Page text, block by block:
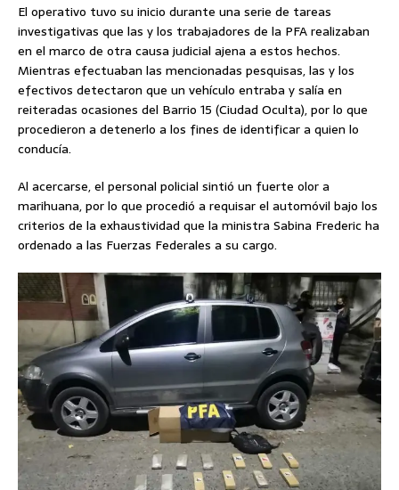
El operativo tuvo su inicio durante una serie de tareas
investigativas que las y los trabajadores de la PFA realizaban
en el marco de otra causa judicial ajena a estos hechos.
Mientras efectuaban las mencionadas pesquisas, las y los
efectivos detectaron que un vehículo entraba y salía en
reiteradas ocasiones del Barrio 15 (Ciudad Oculta), por lo que
procedieron a detenerlo a los fines de identificar a quien lo
conducía.
Al acercarse, el personal policial sintió un fuerte olor a
marihuana, por lo que procedió a requisar el automóvil bajo los
criterios de la exhaustividad que la ministra Sabina Frederic ha
ordenado a las Fuerzas Federales a su cargo.